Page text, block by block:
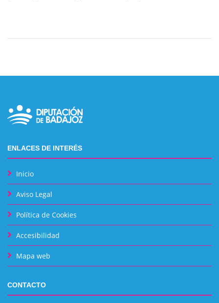
ENLACES DE INTERÉS
Inicio
Aviso Legal
Política de Cookies
Accesibilidad
Mapa web
CONTACTO